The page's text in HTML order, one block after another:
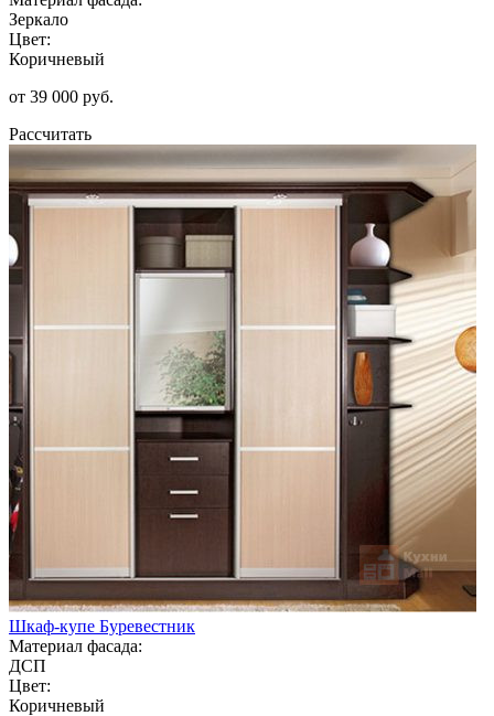
Зеркало
Цвет:
Коричневый
от 39 000 руб.
Рассчитать
Шкаф-купе Буревестник
Материал фасада:
ДСП
Цвет:
Коричневый